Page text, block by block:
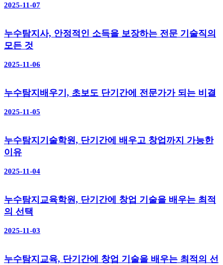
2025-11-07
누수탐지사, 안정적인 소득을 보장하는 전문 기술직의
모든 것
2025-11-06
누수탐지배우기, 초보도 단기간에 전문가가 되는 비결
2025-11-05
누수탐지기술학원, 단기간에 배우고 창업까지 가능한
이유
2025-11-04
누수탐지교육학원, 단기간에 창업 기술을 배우는 최적
의 선택
2025-11-03
누수탐지교육, 단기간에 창업 기술을 배우는 최적의 선